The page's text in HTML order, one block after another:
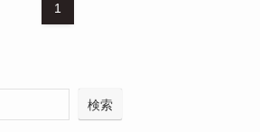
1
検索